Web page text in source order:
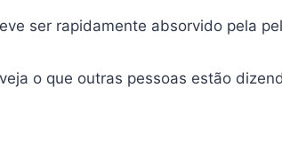
ser rapidamente absorvido pela
o que outras pessoas estão